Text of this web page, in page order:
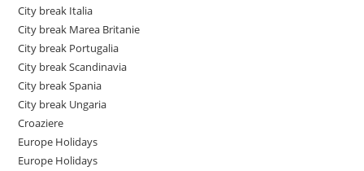
City break Italia
City break Marea Britanie
City break Portugalia
City break Scandinavia
City break Spania
City break Ungaria
Croaziere
Europe Holidays
Europe Holidays